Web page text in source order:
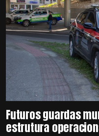
Futuros guardas
estrutura